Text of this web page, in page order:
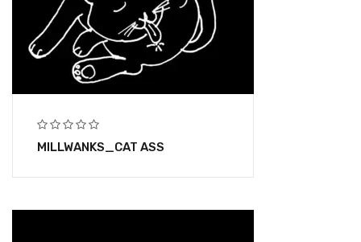
MILLWANKS_CAT ASS